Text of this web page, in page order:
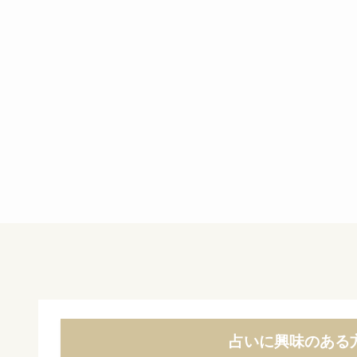
占いに興味のある